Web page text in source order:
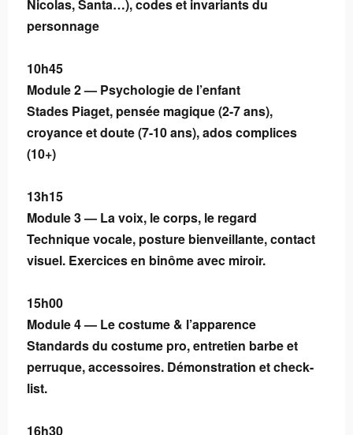
Nicolas, Santa…), codes et invariants du
personnage
10h45
Module 2 — Psychologie de l’enfant
Stades Piaget, pensée magique (2-7 ans),
croyance et doute (7-10 ans), ados complices
(10+)
13h15
Module 3 — La voix, le corps, le regard
Technique vocale, posture bienveillante, contact
visuel. Exercices en binôme avec miroir.
15h00
Module 4 — Le costume & l’apparence
Standards du costume pro, entretien barbe et
perruque, accessoires. Démonstration et check-
list.
16h30